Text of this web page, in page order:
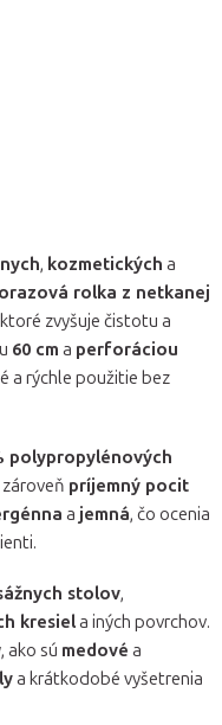
, kozmetických a
rolka z netkanej
zvyšuje čistotu a
60 cm a perforáciou
a rýchle použitie bez
polypropylénových
zároveň príjemný pocit
a jemná, čo ocenia
stolov,
kresiela iných povrchov.
ako sú medové a
a krátkodobé vyšetrenia